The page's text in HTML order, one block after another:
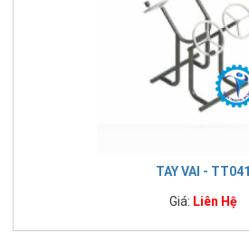
TAY VAI - TT041
Giá: Liên Hệ